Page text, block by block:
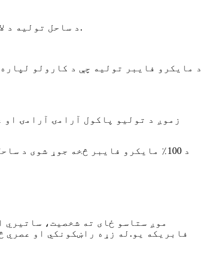
د ساحل تولیه د لادرکه عیش و آرام احساس ته وده ورکوي او اوبو ته نږدې د استوایی رخصتیو یا د دوبي د ساتیرۍ لپاره غوره انتخاب غوره کوي.
د مایکرو فایبر تولیه چې د کارولو
زموږ د تولیو پاکول آرامۍ آرامۍ